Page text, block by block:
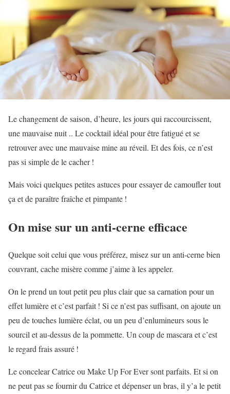
Le changement de saison, d’heure, les jours qui raccourcissent,
une mauvaise nuit .. Le cocktail idéal pour être fatigué et se
retrouver avec une mauvaise mine au réveil. Et des fois, ce n’est
pas si simple de le cacher !
Mais voici quelques petites astuces pour essayer de camoufler tout
ça et de paraître fraîche et pimpante !
On mise sur un anti-cerne efficace
Quelque soit celui que vous préférez, misez sur un anti-cerne bien
couvrant, cache misère comme j’aime à les appeler.
On le prend un tout petit peu plus clair que sa carnation pour un
effet lumière et c’est parfait ! Si ce n’est pas suffisant, on ajoute un
peu de touches lumière éclat, ou un peu d’enlumineurs sous le
sourcil et au-dessus de la pommette. Un coup de mascara et c’est
le regard frais assuré !
Le concelear Catrice ou Make Up For Ever sont parfaits. Et si on
ne peut pas se fournir du Catrice et dépenser un bras, il y’a le petit